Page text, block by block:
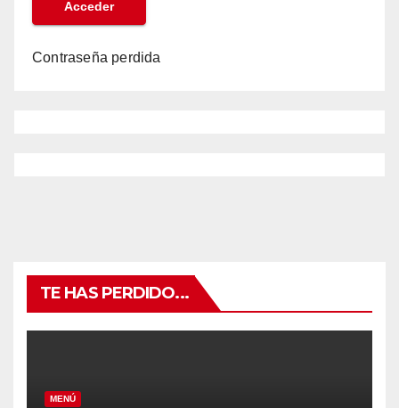
Contraseña perdida
TE HAS PERDIDO...
MENÚ